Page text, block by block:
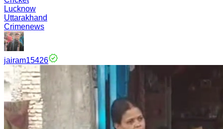
Lucknow
Uttarakhand
Crimenews
jairam15426